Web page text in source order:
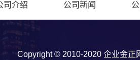
司介绍 公司新闻
Copyright © 2010-2020 企业金正